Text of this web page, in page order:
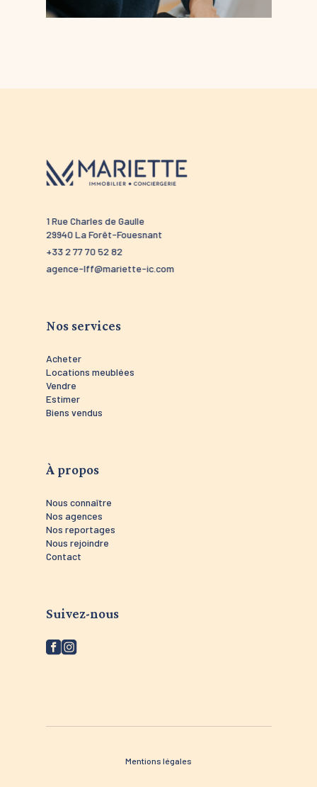
1 Rue Charles de Gaulle
29940 La Forêt-Fouesnant
+33 2 77 70 52 82
agence-lff@mariette-ic.com
Nos services
Acheter
Locations meublées
Vendre
Estimer
Biens vendus
À propos
Nous connaître
Nos agences
Nos reportages
Nous rejoindre
Contact
Suivez-nous
Mentions légales